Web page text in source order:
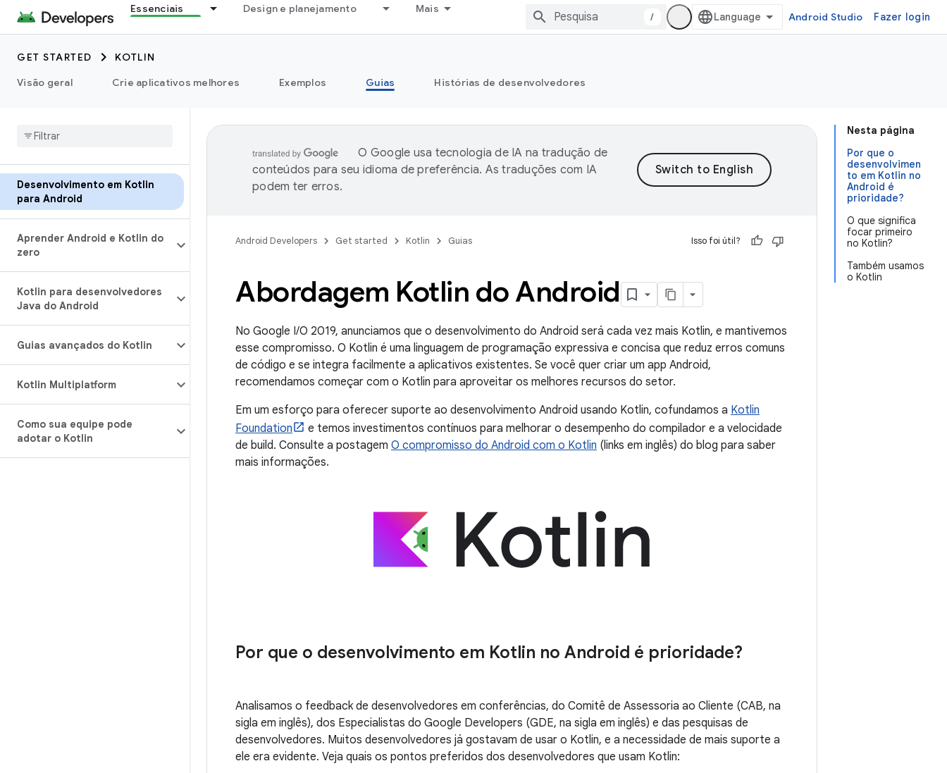
Essenciais Design e planejamento Mais
/ Android Studio Fazer login
GET STARTED
KOTLIN
Visão geral
Crie aplicativos melhores Exemplos Guias Histórias de desenvolvedores
Desenvolvimento em Kotlin
para Android
Aprender Android e Kotlin do
zero
Kotlin para desenvolvedores
Java do Android
Guias avançados do Kotlin
Kotlin Multiplatform
Como sua equipe pode
adotar o Kotlin
Nesta página
Por que o
desenvolvimen
to em Kotlin no
Android é
prioridade?
O que significa
focar primeiro
no Kotlin?
Também usamos
o Kotlin
O Google usa tecnologia de IA na tradução de
conteúdos para seu idioma de preferência. As traduções com IA
podem ter erros.
Android Developers Get started Kotlin Guias Isso foi útil?
Abordagem Kotlin do Android
No Google I/O 2019, anunciamos que o desenvolvimento do Android será cada vez mais Kotlin, e mantivemos
esse compromisso. O Kotlin é uma linguagem de programação expressiva e concisa que reduz erros comuns
de código e se integra facilmente a aplicativos existentes. Se você quer criar um app Android,
recomendamos começar com o Kotlin para aproveitar os melhores recursos do setor.
Em um esforço para oferecer suporte ao desenvolvimento Android usando Kotlin, cofundamos a Kotlin
Foundation
e temos investimentos contínuos para melhorar o desempenho do compilador e a velocidade
de build. Consulte a postagem O compromisso do Android com o Kotlin (links em inglês) do blog para saber
mais informações.
Por que o desenvolvimento em Kotlin no Android é prioridade?
Analisamos o feedback de desenvolvedores em conferências, do Comitê de Assessoria ao Cliente (CAB, na
sigla em inglês), dos Especialistas do Google Developers (GDE, na sigla em inglês) e das pesquisas de
desenvolvedores. Muitos desenvolvedores já gostavam de usar o Kotlin, e a necessidade de mais suporte a
ele era evidente. Veja quais os pontos preferidos dos desenvolvedores que usam Kotlin: